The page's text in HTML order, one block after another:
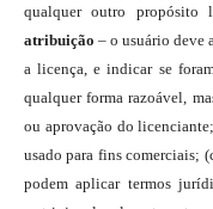
qualquer outro propósito
atribuição – o usuário deve
a licença, e indicar se
qualquer forma razoável,
ou aprovação do
usado para fins comerciais;
podem aplicar termos